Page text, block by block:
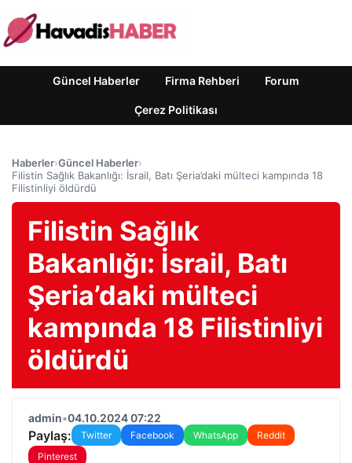
Güncel Haberler Firma Rehberi Forum
Çerez Politikası
Haberler›Güncel Haberler›
Filistin Sağlık Bakanlığı: İsrail, Batı Şeria’daki mülteci kampında 18
Filistinliyi öldürdü
Filistin Sağlık
Bakanlığı: İsrail, Batı
Şeria’daki mülteci
kampında 18 Filistinliyi
öldürdü
admin•04.10.2024 07:22
Paylaş: Twitter Facebook WhatsApp
Reddit
Pinterest